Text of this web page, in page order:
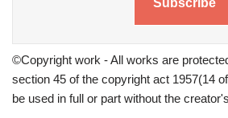
©Copyright work - All works are
section 45 of the copyright act 1957(14
be used in full or part without the